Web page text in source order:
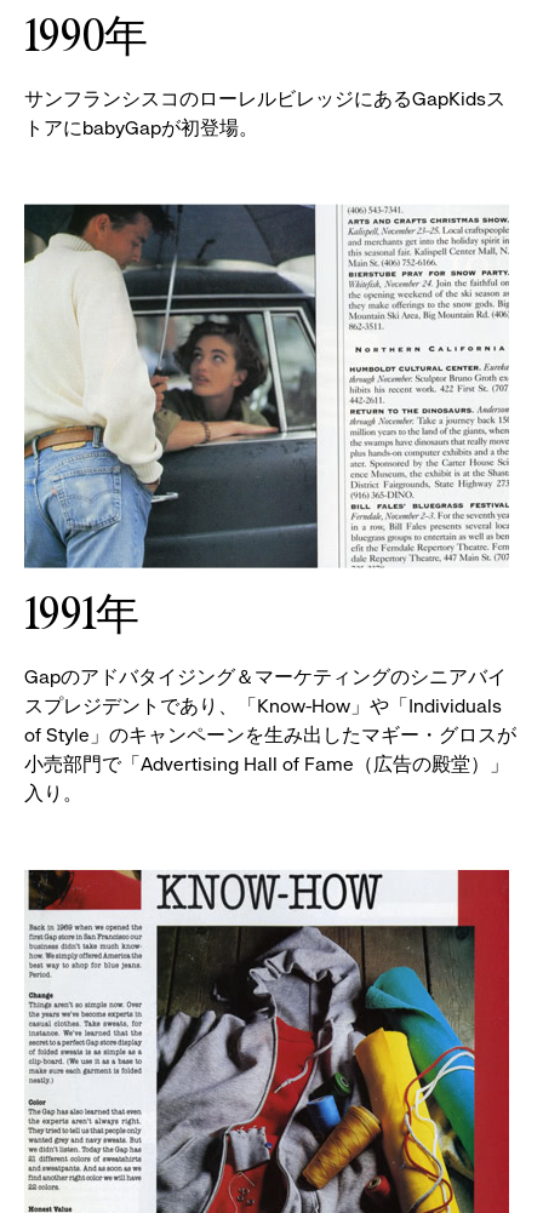
1990年
サンフランシスコのローレルビレッジにあるGapKidsス
トアにbabyGapが初登場。
1991年
Gapのアドバタイジング＆マーケティングのシニアバイ
スプレジデントであり、「Know-How」や「Individuals
of Style」のキャンペーンを生み出したマギー・グロスが
小売部門で「Advertising Hall of Fame（広告の殿堂）」
入り。